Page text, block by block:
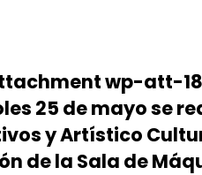
wp-att-
25 de mayo se
y Artístico
de la Sala de